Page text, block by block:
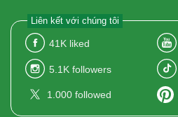
Liên kết với chúng tôi
41K liked
5.1K followers
1.000 followed